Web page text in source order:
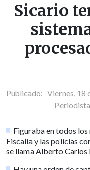
Sicario
Publicado: Viernes, 18
Figuraba en todos
Fiscalía y las policías
se llama Alberto Carlos